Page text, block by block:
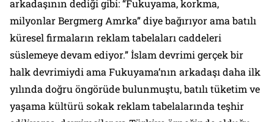
arkadaşının dediği gibi: “Fukuyama, korkma,
milyonlar Bergmerg Amrka” diye bağırıyor ama batılı
küresel firmaların reklam tabelaları caddeleri
süslemeye devam ediyor.” İslam devrimi gerçek bir
halk devrimiydi ama Fukuyama’nın arkadaşı daha ilk
yılında doğru öngörüde bulunmuştu, batılı tüketim ve
yaşama kültürü sokak reklam tabelalarında teşhir